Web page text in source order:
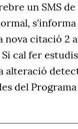
un SMS
nova citació 2
Si cal fer
alteració
del